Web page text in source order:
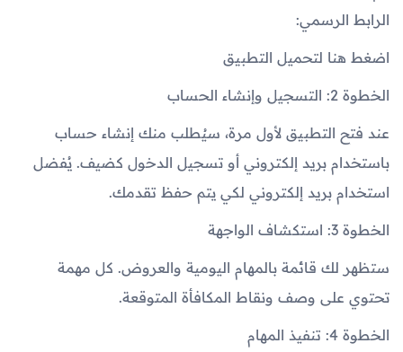
الرابط الرسمي:
اضغط هنا لتحميل التطبيق
الخطوة 2: التسجيل وإنشاء الحساب
عند فتح التطبيق لأول مرة، سيُطلب منك إنشاء حساب
باستخدام بريد إلكتروني أو تسجيل الدخول كضيف. يُفضل
استخدام بريد إلكتروني لكي يتم حفظ تقدمك.
الخطوة 3: استكشاف الواجهة
ستظهر لك قائمة بالمهام اليومية والعروض. كل مهمة
تحتوي على وصف ونقاط المكافأة المتوقعة.
الخطوة 4: تنفيذ المهام